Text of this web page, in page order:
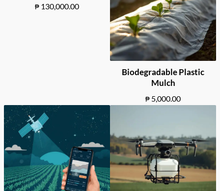
₱ 130,000.00
Biodegradable Plastic
Mulch
₱ 5,000.00